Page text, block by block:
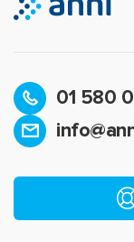
01 580
Prijava
Za dodajanje na